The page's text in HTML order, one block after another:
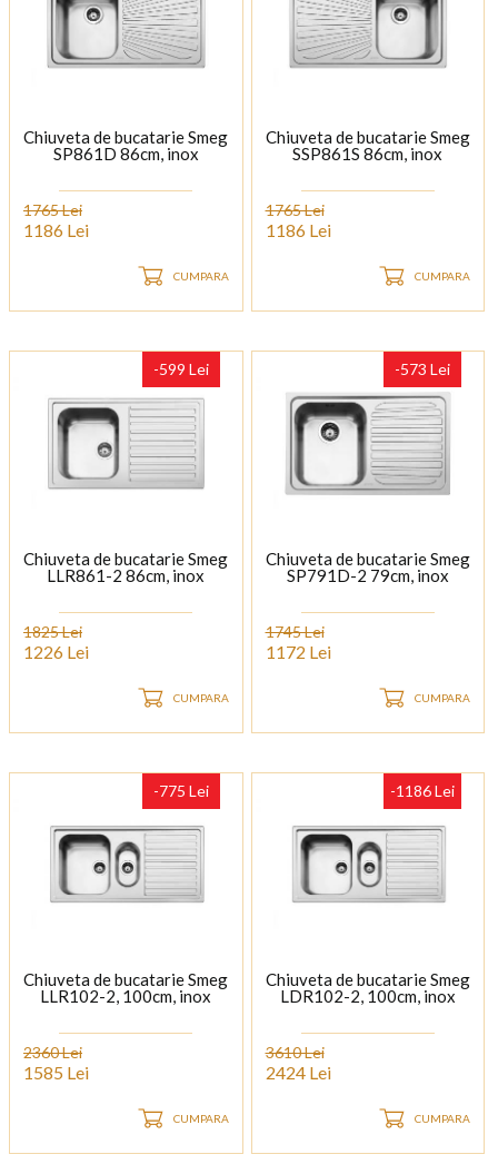
Chiuveta de bucatarie Smeg
SP861D 86cm, inox
1765 Lei
1186 Lei
CUMPARA
Chiuveta de bucatarie Smeg
SSP861S 86cm, inox
1765 Lei
1186 Lei
CUMPARA
-599 Lei
Chiuveta de bucatarie Smeg
LLR861-2 86cm, inox
1825 Lei
1226 Lei
CUMPARA
-573 Lei
Chiuveta de bucatarie Smeg
SP791D-2 79cm, inox
1745 Lei
1172 Lei
CUMPARA
-775 Lei
Chiuveta de bucatarie Smeg
LLR102-2, 100cm, inox
2360 Lei
1585 Lei
CUMPARA
-1186 Lei
Chiuveta de bucatarie Smeg
LDR102-2, 100cm, inox
3610 Lei
2424 Lei
CUMPARA